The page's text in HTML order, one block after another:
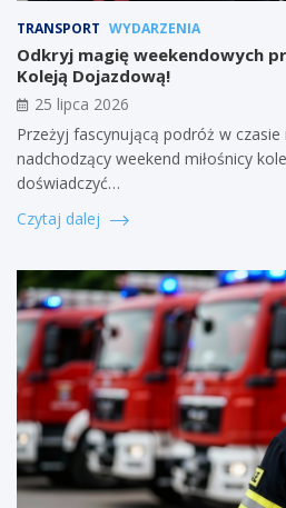
TRANSPORT WYDARZENIA
Odkryj magię weekendowych
Koleją Dojazdową!
25 lipca 2026
Przeżyj fascynującą podróż w czasie
nadchodzący weekend miłośnicy
doświadczyć…
Czytaj dalej